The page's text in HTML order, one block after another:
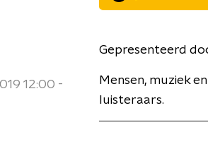
12:00 -
Gepresenteerd
Mensen, muziek
luisteraars.